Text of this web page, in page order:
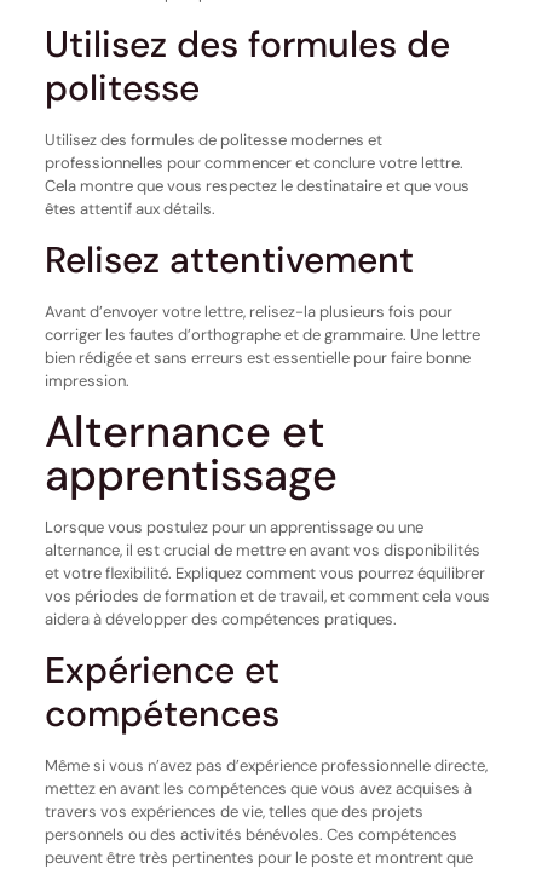
Utilisez des formules de
politesse
Utilisez des formules de politesse modernes et
professionnelles pour commencer et conclure votre lettre.
Cela montre que vous respectez le destinataire et que vous
êtes attentif aux détails.
Relisez attentivement
Avant d’envoyer votre lettre, relisez-la plusieurs fois pour
corriger les fautes d’orthographe et de grammaire. Une lettre
bien rédigée et sans erreurs est essentielle pour faire bonne
impression.
Alternance et
apprentissage
Lorsque vous postulez pour un apprentissage ou une
alternance, il est crucial de mettre en avant vos disponibilités
et votre flexibilité. Expliquez comment vous pourrez équilibrer
vos périodes de formation et de travail, et comment cela vous
aidera à développer des compétences pratiques.
Expérience et
compétences
Même si vous n’avez pas d’expérience professionnelle directe,
mettez en avant les compétences que vous avez acquises à
travers vos expériences de vie, telles que des projets
personnels ou des activités bénévoles. Ces compétences
peuvent être très pertinentes pour le poste et montrent que